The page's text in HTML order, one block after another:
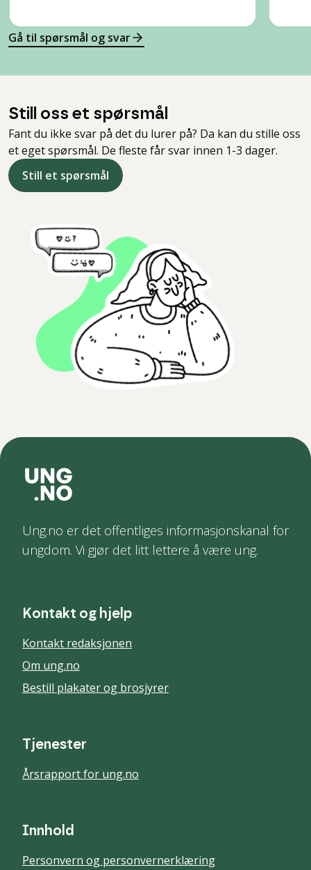
Gå til spørsmål og svar
Still oss et spørsmål
Fant du ikke svar på det du lurer på? Da kan du stille oss
et eget spørsmål. De fleste får svar innen 1-3 dager.
Still et spørsmål
Ung.no er det offentliges informasjonskanal for
ungdom. Vi gjør det litt lettere å være ung.
Kontakt og hjelp
Kontakt redaksjonen
Om ung.no
Bestill plakater og brosjyrer
Tjenester
Årsrapport for ung.no
Innhold
Personvern og personvernerklæring